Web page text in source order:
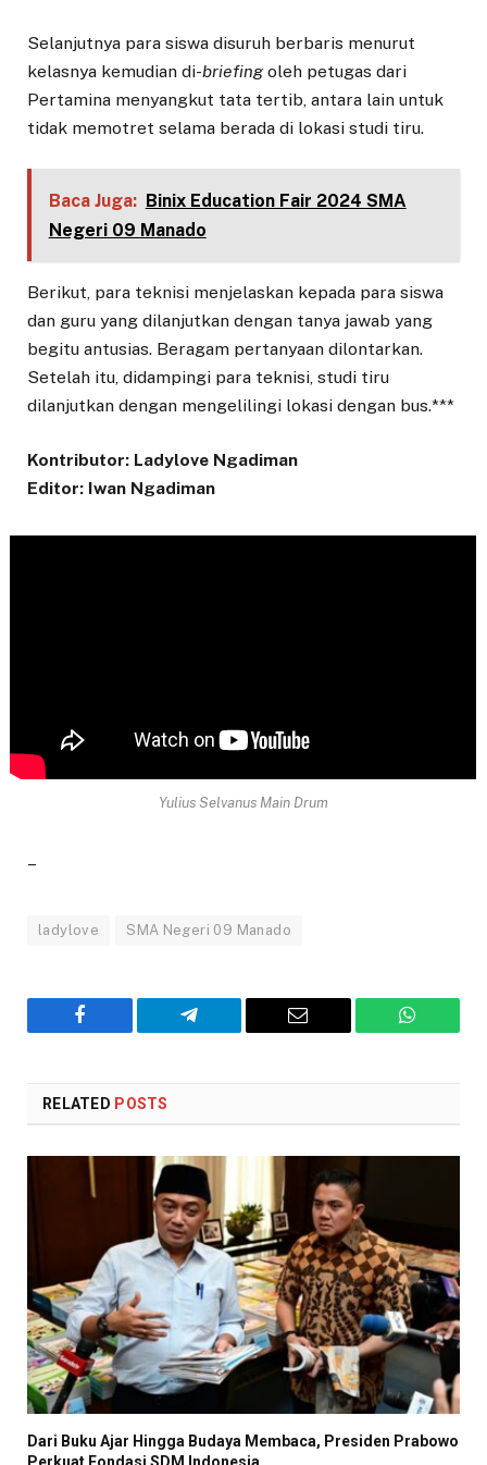
Selanjutnya para siswa disuruh berbaris menurut
kelasnya kemudian di-briefingoleh petugas dari
Pertamina menyangkut tata tertib, antara lain untuk
tidak memotret selama berada di lokasi studi tiru.
Baca Juga: Binix Education Fair 2024 SMA
Negeri 09 Manado
Berikut, para teknisi menjelaskan kepada para siswa
dan guru yang dilanjutkan dengan tanya jawab yang
begitu antusias. Beragam pertanyaan dilontarkan.
Setelah itu, didampingi para teknisi, studi tiru
dilanjutkan dengan mengelilingi lokasi dengan bus.***
Kontributor: Ladylove Ngadiman
Editor: Iwan Ngadiman
Yulius Selvanus Main Drum
–
ladylove SMA Negeri 09 Manado
Facebook Telegram Email
RELATED POSTS
Dari Buku Ajar Hingga Budaya Membaca, Presiden Prabowo